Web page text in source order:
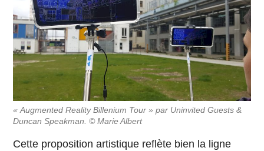
« Augmented Reality Billenium Tour » par Uninvited Guests &
Duncan Speakman. © Marie Albert
Cette proposition artistique reflète bien la ligne